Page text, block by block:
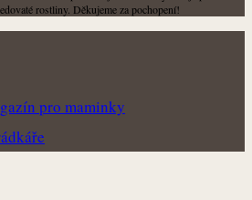
rostliny. Děkujeme za pochopení!
pro maminky